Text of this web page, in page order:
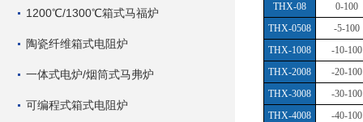
1200℃/1300℃箱式马福炉
陶瓷纤维箱式电阻炉
一体式电炉/烟筒式马弗炉
可编程式箱式电阻炉
THX-08
0-100
THX-0508
-5-100
THX-1008
-10-100
THX-2008
-20-100
THX-3008
-30-100
THX-4008
-40-100